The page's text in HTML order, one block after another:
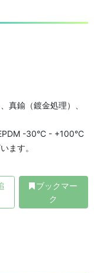
真鍮（鍍金処理）、
-30°C - +100°C
ます。
ブックマー
ク